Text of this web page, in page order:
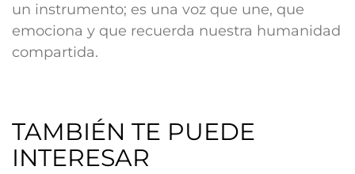
un instrumento; es una voz que une, que
emociona y que recuerda nuestra humanidad
compartida.
TAMBIÉN TE PUEDE
INTERESAR